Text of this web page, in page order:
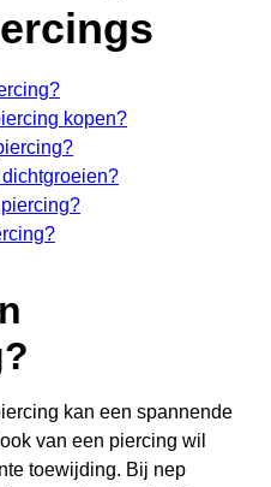
kopen?
kan een spannende
van een piercing wil
toewijding. Bij nep